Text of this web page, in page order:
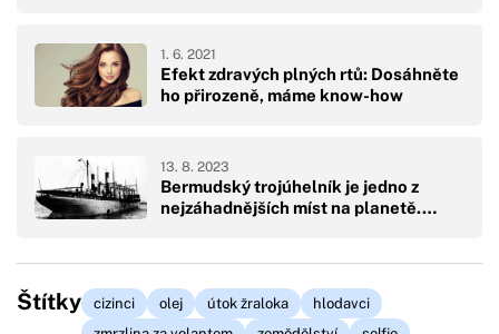
Efekt zdravých plných rtů: Dosáhněte
ho přirozeně, máme know-how
1. 6. 2021
Bermudský trojúhelník je jedno z
nejzáhadnějších míst na planetě.…
13. 8. 2023
Štítky cizinci olej útok žraloka
hlodavci